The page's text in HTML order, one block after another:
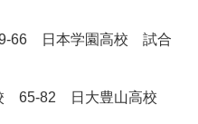
66 日本学園高校 試合
校 65-82 日大豊山高校